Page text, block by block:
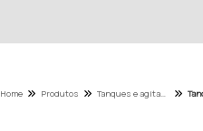
Home Produtos Tanques e agitadores - Categoria